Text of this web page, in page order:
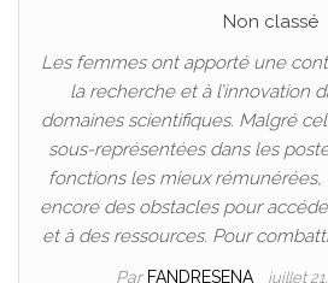
Non classé
Les femmes ont apporté une
la recherche et à l’innovation
domaines scientifiques. Malgré
sous-représentées dans les
fonctions les mieux
encore des obstacles pour
et à des ressources. Pour
Par FANDRESENA juillet